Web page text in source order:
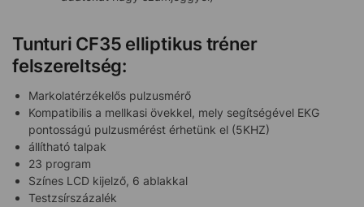
Tunturi CF35 elliptikus tréner
felszereltség:
Markolatérzékelős pulzusmérő
Kompatibilis a mellkasi övekkel, mely segítségével EKG
pontosságú pulzusmérést érhetünk el (5KHZ)
állítható talpak
23 program
Színes LCD kijelző, 6 ablakkal
Testzsírszázalék